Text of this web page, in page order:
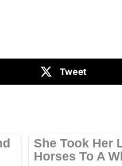
Tweet